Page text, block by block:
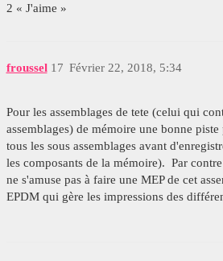
2 « J'aime »
froussel Février 22, 2018, 5:34
17
Pour les assemblages de tete (celui qui
assemblages) de mémoire une bonne
tous les sous assemblages avant
les composants de la mémoire). Par
ne s'amuse pas à faire une MEP de cet
EPDM qui gère les impressions des